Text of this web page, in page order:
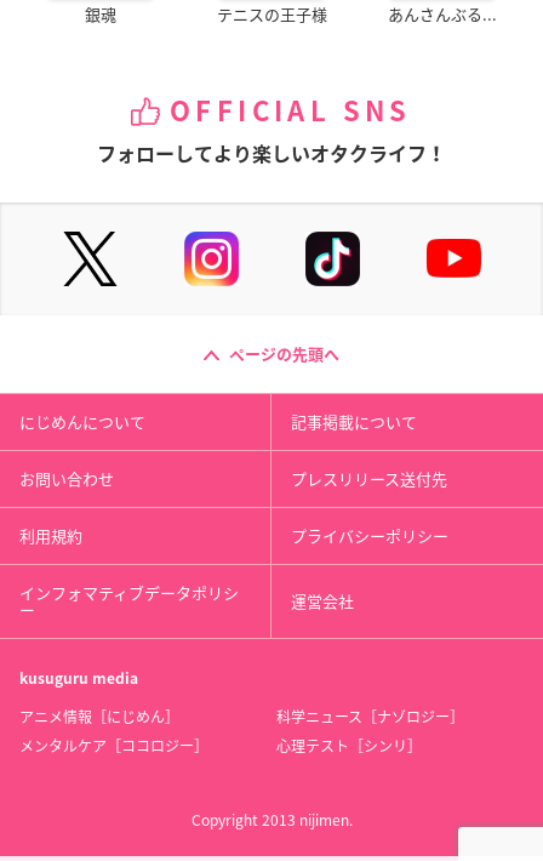
銀魂 テニスの王子様 あんさんぶる...
OFFICIAL SNS
フォローしてより楽しいオタクライフ！
ページの先頭へ
にじめんについて 記事掲載について
お問い合わせ プレスリリース送付先
利用規約 プライバシーポリシー
インフォマティブデータポリシ
ー 運営会社
kusuguru media
アニメ情報［にじめん］
科学ニュース［ナゾロジー］
メンタルケア［ココロジー］
心理テスト［シンリ］
Copyright 2013 nijimen.